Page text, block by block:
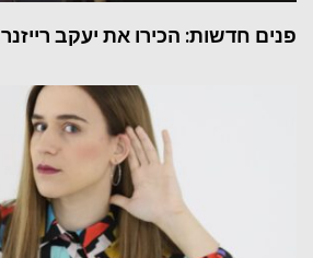
פנים חדשות: הכירו את יעקב רייזנר